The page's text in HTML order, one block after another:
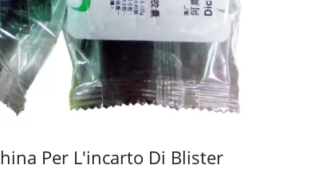
Per L'incarto Di Blister